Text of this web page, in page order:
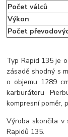
Počet válců
Výkon
Počet
Typ Rapid 135 je
zásadě shodný s
o objemu 1289
karburátoru
kompresní poměr,
Výroba skončila v
Rapidů 135.